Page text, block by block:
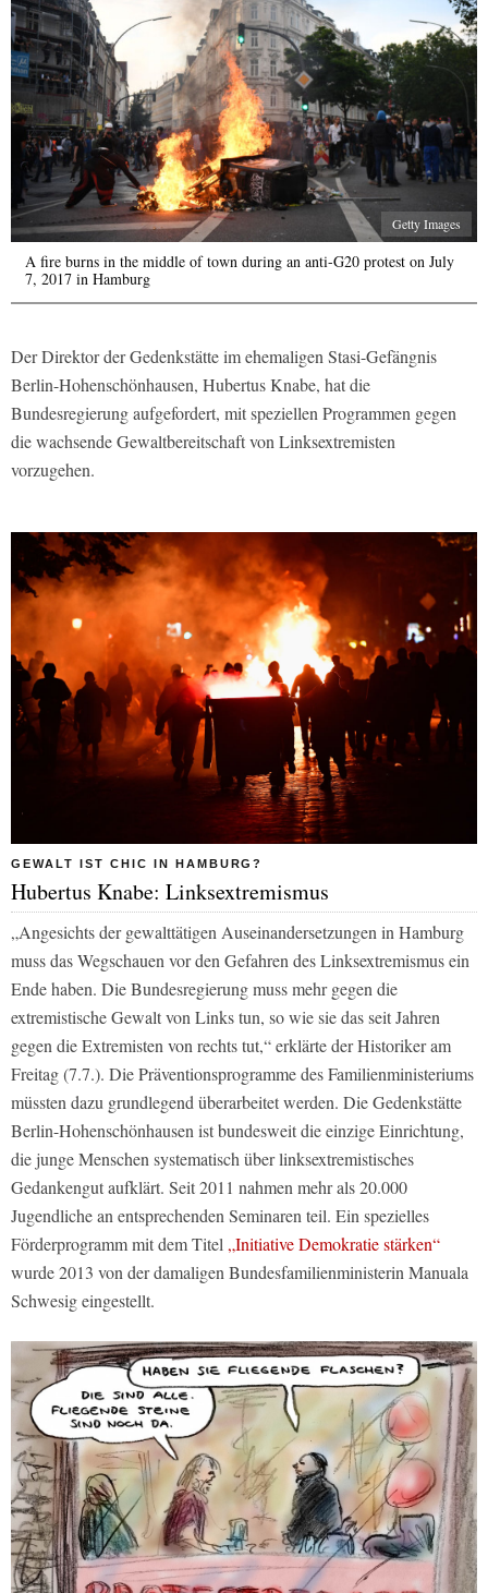
Getty Images
A fire burns in the middle of town during an anti-G20 protest on July
7, 2017 in Hamburg
Der Direktor der Gedenkstätte im ehemaligen Stasi-Gefängnis
Berlin-Hohenschönhausen, Hubertus Knabe, hat die
Bundesregierung aufgefordert, mit speziellen Programmen gegen
die wachsende Gewaltbereitschaft von Linksextremisten
vorzugehen.
GEWALT IST CHIC IN HAMBURG?
Hubertus Knabe: Linksextremismus
„Angesichts der gewalttätigen Auseinandersetzungen in Hamburg
muss das Wegschauen vor den Gefahren des Linksextremismus ein
Ende haben. Die Bundesregierung muss mehr gegen die
extremistische Gewalt von Links tun, so wie sie das seit Jahren
gegen die Extremisten von rechts tut,“erklärte der Historiker am
Freitag (7.7.). Die Präventionsprogramme des Familienministeriums
müssten dazu grundlegend überarbeitet werden. Die Gedenkstätte
Berlin-Hohenschönhausen ist bundesweit die einzige Einrichtung,
die junge Menschen systematisch über linksextremistisches
Gedankengut aufklärt. Seit 2011 nahmen mehr als 20.000
Jugendliche an entsprechenden Seminaren teil. Ein spezielles
Förderprogramm mit dem Titel „Initiative Demokratie stärken“
wurde 2013 von der damaligen Bundesfamilienministerin Manuala
Schwesig eingestellt.